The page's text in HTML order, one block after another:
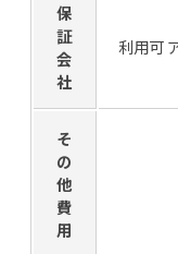
保
証
会
社
利用可
そ
の
他
費
用